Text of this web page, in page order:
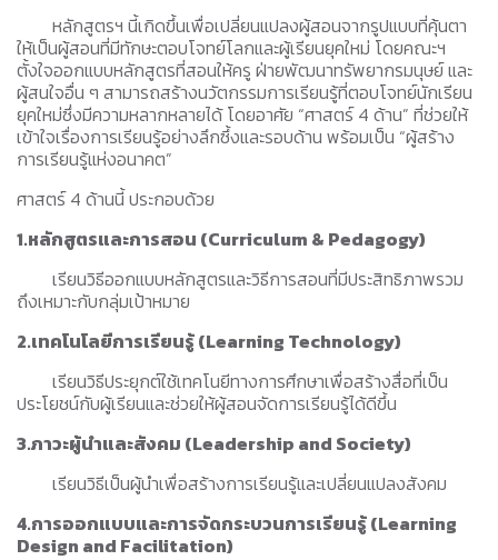
หลักสูตรฯ นี้เกิดขึ้นเพื่อเปลี่ยนแปลงผู้สอนจากรูปแบบที่คุ้นตา
ให้เป็นผู้สอนที่มีทักษะตอบโจทย์โลกและผู้เรียนยุคใหม่ โดยคณะฯ
ตั้งใจออกแบบหลักสูตรที่สอนให้ครู ฝ่ายพัฒนาทรัพยากรมนุษย์ และ
ผู้สนใจอื่น ๆ สามารถสร้างนวัตกรรมการเรียนรู้ที่ตอบโจทย์นักเรียน
ยุคใหม่ซึ่งมีความหลากหลายได้ โดยอาศัย “ศาสตร์ 4 ด้าน” ที่ช่วยให้
เข้าใจเรื่องการเรียนรู้อย่างลึกซึ้งและรอบด้าน พร้อมเป็น “ผู้สร้าง
การเรียนรู้แห่งอนาคต”
ศาสตร์ 4 ด้านนี้ ประกอบด้วย
1.หลักสูตรและการสอน (Curriculum & Pedagogy)
เรียนวิธีออกแบบหลักสูตรและวิธีการสอนที่มีประสิทธิภาพรวม
ถึงเหมาะกับกลุ่มเป้าหมาย
2.เทคโนโลยีการเรียนรู้ (Learning Technology)
เรียนวิธีประยุกต์ใช้เทคโนยีทางการศึกษาเพื่อสร้างสื่อที่เป็น
ประโยชน์กับผู้เรียนและช่วยให้ผู้สอนจัดการเรียนรู้ได้ดีขึ้น
3.ภาวะผู้นำและสังคม (Leadership and Society)
เรียนวิธีเป็นผู้นำเพื่อสร้างการเรียนรู้และเปลี่ยนแปลงสังคม
4.การออกแบบและการจัดกระบวนการเรียนรู้ (Learning
Design and Facilitation)